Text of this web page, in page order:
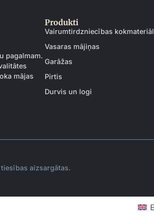
pagalmam.
mājas
Produkti
Vairumtirdzniecības
Vasaras mājiņas
Garāžas
Pirtis
Durvis un logi
aizsargātas.